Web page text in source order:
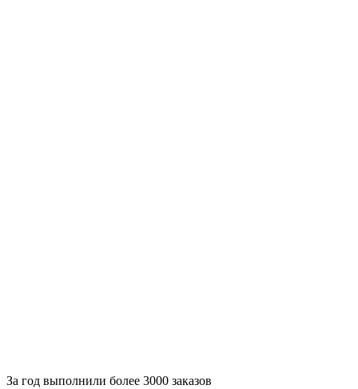
За год выполнили более 3000 заказов